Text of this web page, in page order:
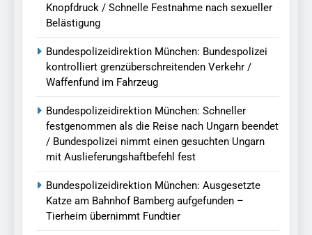
Knopfdruck / Schnelle Festnahme nach sexueller
Belästigung
Bundespolizeidirektion München: Bundespolizei
kontrolliert grenzüberschreitenden Verkehr /
Waffenfund im Fahrzeug
Bundespolizeidirektion München: Schneller
festgenommen als die Reise nach Ungarn beendet
/ Bundespolizei nimmt einen gesuchten Ungarn
mit Auslieferungshaftbefehl fest
Bundespolizeidirektion München: Ausgesetzte
Katze am Bahnhof Bamberg aufgefunden –
Tierheim übernimmt Fundtier